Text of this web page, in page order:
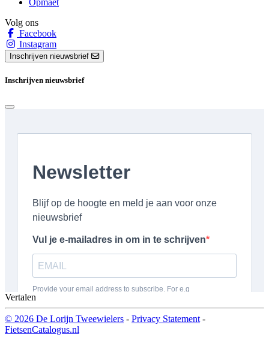
Volg ons
Facebook
Instagram
Inschrijven nieuwsbrief
Inschrijven nieuwsbrief
Vertalen
© 2026 De Lorijn Tweewielers - Privacy Statement -
FietsenCatalogus.nl